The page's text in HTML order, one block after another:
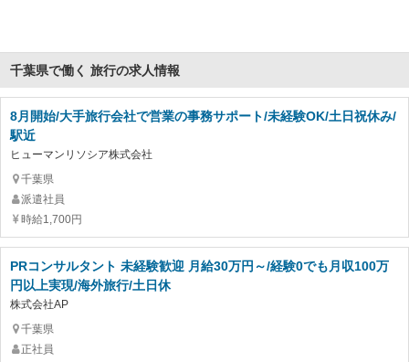
千葉県で働く 旅行の求人情報
8月開始/大手旅行会社で営業の事務サポート/未経験OK/土日祝休み/
駅近
ヒューマンリソシア株式会社
千葉県
派遣社員
時給1,700円
PRコンサルタント 未経験歓迎 月給30万円～/経験0でも月収100万
円以上実現/海外旅行/土日休
株式会社AP
千葉県
正社員